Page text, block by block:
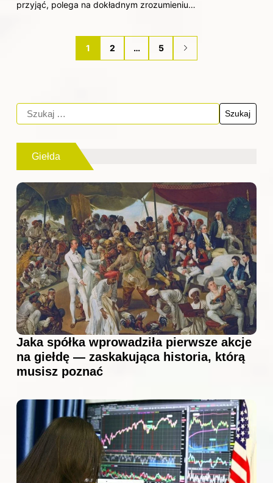
przyjąć, polega na dokładnym zrozumieniu…
1 2 … 5
Giełda
Jaka spółka wprowadziła pierwsze akcje
na giełdę — zaskakująca historia, którą
musisz poznać